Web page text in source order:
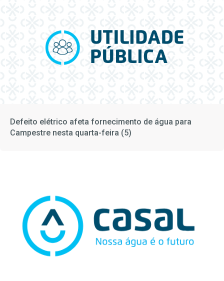
Defeito elétrico afeta fornecimento de água para
Campestre nesta quarta-feira (5)